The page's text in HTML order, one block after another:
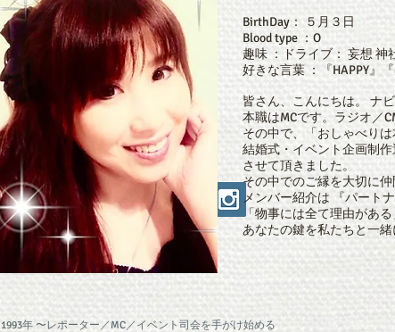
BirthDay： ５月３日
Blood type ：O
趣味 ：ドライブ： 妄想 神
好きな言葉 ：『HAPPY』
皆さん、こんにちは。 ナ
本職はMCです。ラジオ／
その中で、「おしゃべり
結婚式・イベント企画制
させて頂きました。
その中でのご縁を大切に仲
メンバー紹介は 『パート
「物事には全て理由があ
あなたの鍵を私たちと一
1993年 〜レポーター／MC／イベント司会を手がけ始める